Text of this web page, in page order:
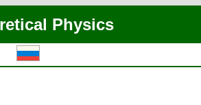
Physics